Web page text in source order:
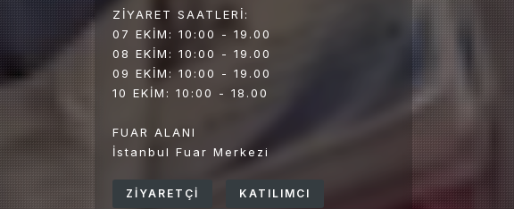
ZİYARET SAATLERİ:
07 EKİM: 10:00 - 19.00
08 EKİM: 10:00 - 19.00
09 EKİM: 10:00 - 19.00
10 EKİM: 10:00 - 18.00
FUAR ALANI
İstanbul Fuar Merkezi
ZİYARETÇİ KATILIMCI